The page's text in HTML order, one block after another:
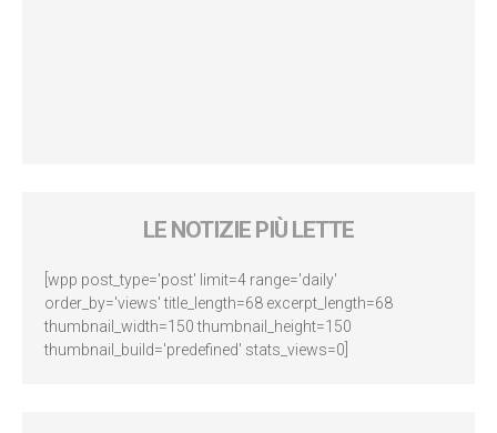
LE NOTIZIE PIÙ LETTE
[wpp post_type='post' limit=4 range='daily'
order_by='views' title_length=68 excerpt_length=68
thumbnail_width=150 thumbnail_height=150
thumbnail_build='predefined' stats_views=0]